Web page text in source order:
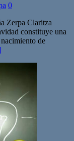
0
Zerpa Claritza
constituye una
de